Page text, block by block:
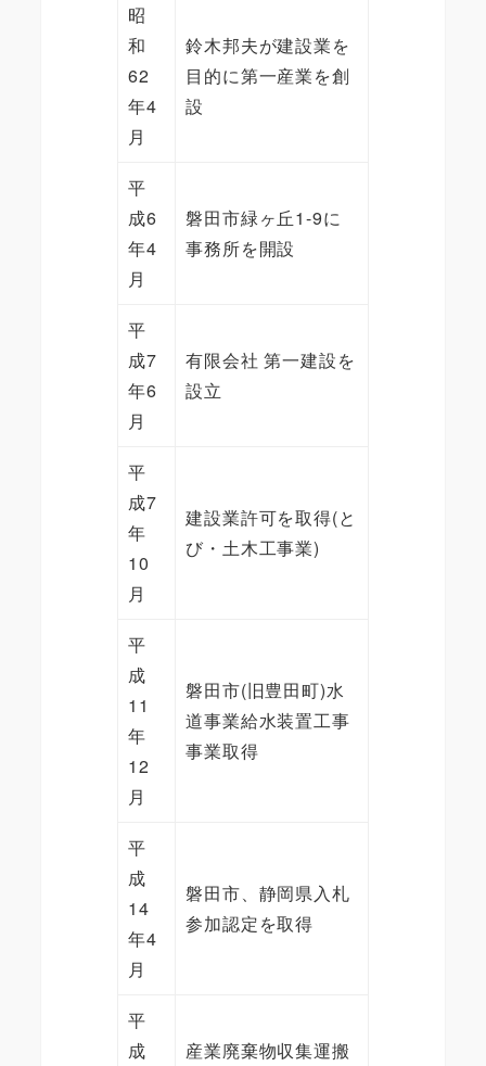
昭
和
62
年4
月
鈴木邦夫が建設業を
目的に第一産業を創
設
平
成6
年4
月
磐田市緑ヶ丘1-9に
事務所を開設
平
成7
年6
月
有限会社 第一建設を
設立
平
成7
年
10
月
建設業許可を取得(と
び・土木工事業)
平
成
11
年
12
月
磐田市(旧豊田町)水
道事業給水装置工事
事業取得
平
成
14
年4
月
磐田市、静岡県入札
参加認定を取得
平
成
産業廃棄物収集運搬